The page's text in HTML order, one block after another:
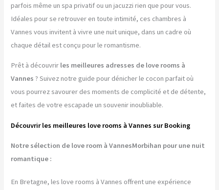
parfois même un spa privatif ou un jacuzzi rien que pour vous.
Idéales pour se retrouver en toute intimité, ces chambres à
Vannes vous invitent à vivre une nuit unique, dans un cadre où
chaque détail est conçu pour le romantisme.
Prêt à découvrir les meilleures adresses de love rooms à
Vannes ? Suivez notre guide pour dénicher le cocon parfait où
vous pourrez savourer des moments de complicité et de détente,
et faites de votre escapade un souvenir inoubliable.
Découvrir les meilleures love rooms à Vannes sur Booking
Notre sélection de love room à VannesMorbihan pour une nuit
romantique :
En Bretagne, les love rooms à Vannes offrent une expérience